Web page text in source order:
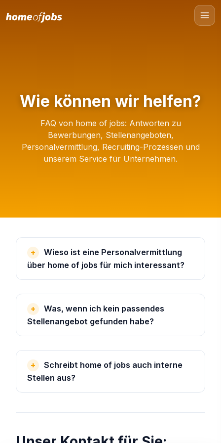
Wie können wir helfen?
FAQ von home of jobs: Antworten zu
Bewerbungen, Stellenangeboten,
Personalvermittlung, Recruiting-Prozessen und
unserem Service für Unternehmen.
Wieso ist eine Personalvermittlung
über home of jobs für mich interessant?
Was, wenn ich kein passendes
Stellenangebot gefunden habe?
Schreibt home of jobs auch interne
Stellen aus?